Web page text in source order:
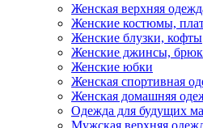
Женская верхняя
Женские костюмы,
Женские блузки, кофты
Женские джинсы,
Женские юбки
Женская спортивная
Женская домашняя
Одежда для будущих
Мужская верхняя